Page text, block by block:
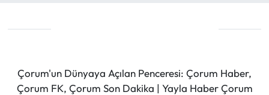
Çorum'un Dünyaya Açılan Penceresi: Çorum Haber,
Çorum FK, Çorum Son Dakika | Yayla Haber Çorum